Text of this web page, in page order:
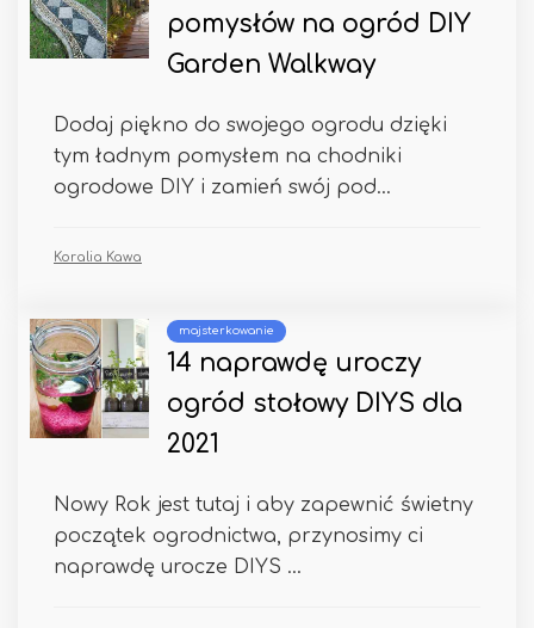
pomysłów na ogród DIY
Garden Walkway
Dodaj piękno do swojego ogrodu dzięki
tym ładnym pomysłem na chodniki
ogrodowe DIY i zamień swój pod...
Koralia Kawa
majsterkowanie
14 naprawdę uroczy
ogród stołowy DIYS dla
2021
Nowy Rok jest tutaj i aby zapewnić świetny
początek ogrodnictwa, przynosimy ci
naprawdę urocze DIYS ...